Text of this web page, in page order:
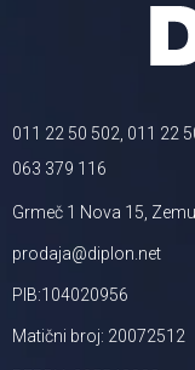
011 22 50 502, 011 22
063 379 116
Grmeč 1 Nova 15,
prodaja@diplon.net
PIB:104020956
Matični broj: 20072512